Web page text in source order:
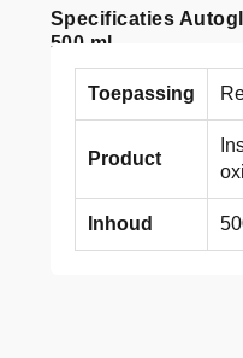
Specificaties
500 ml
Toepassing
Product
Inhoud